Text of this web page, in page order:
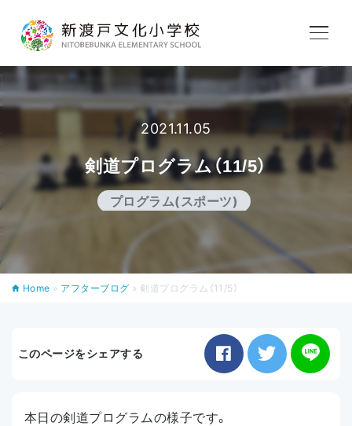
学校紹介
学校生活
2021.11.05
剣道プログラム（11/5）
プログラム(スポーツ)
Home » アフターブログ »剣道プログラム（11/5）
このページをシェアする
本日の剣道プログラムの様子です。